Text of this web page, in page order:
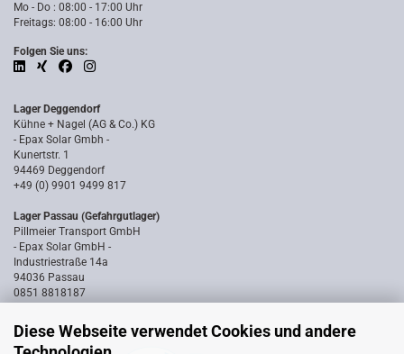
Diese Webseite verwendet Cookies und andere
Mo - Do : 08:00 - 17:00 Uhr
Freitags: 08:00 - 16:00 Uhr
Folgen Sie uns:
Lager Deggendorf
Kühne + Nagel (AG & Co.) KG
- Epax Solar Gmbh -
Kunertstr. 1
94469 Deggendorf
+49 (0) 9901 9499 817
Lager Passau (Gefahrgutlager)
Pillmeier Transport GmbH
- Epax Solar GmbH -
Industriestraße 14a
94036 Passau
0851 8818187